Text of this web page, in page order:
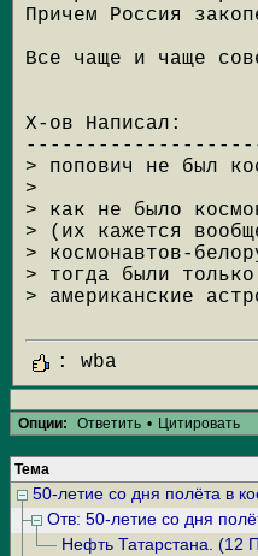
Причем Россия
Все чаще и чаще
Х-ов Написал:
> попович не был
>
> как не было
> (их кажется
> космонавтов-
> тогда были
> американские
: wba
Опции: Ответить • Цитировать
Тема
50-летие со дня полёта в
Отв: 50-летие со дня
Нефть Татарстана. (12